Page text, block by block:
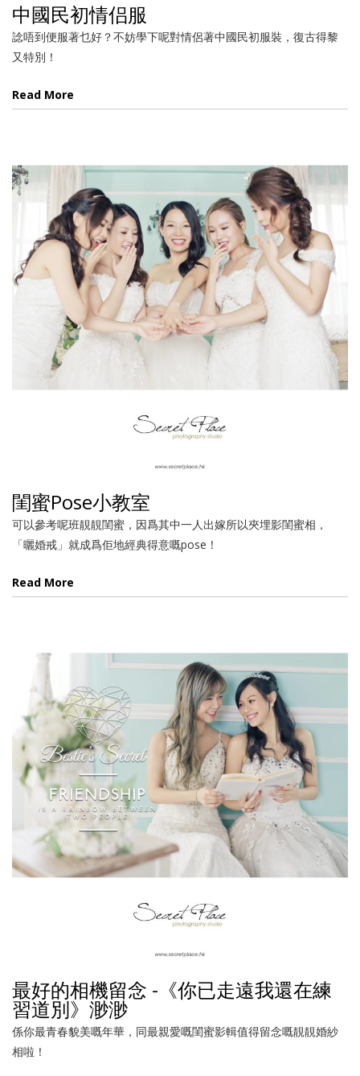
中國民初情侣服
諗唔到便服著乜好？不妨學下呢對情侶著中國民初服裝，復古得黎
又特別！
Read More
閨蜜Pose小教室
可以參考呢班靚靚閨蜜，因爲其中一人出嫁所以夾埋影閨蜜相，
「曬婚戒」就成爲佢地經典得意嘅pose！
Read More
最好的相機留念 -《你已走遠我還在練
習道別》渺渺
係你最青春貌美嘅年華，同最親愛嘅閨蜜影輯值得留念嘅靚靚婚紗
相啦！